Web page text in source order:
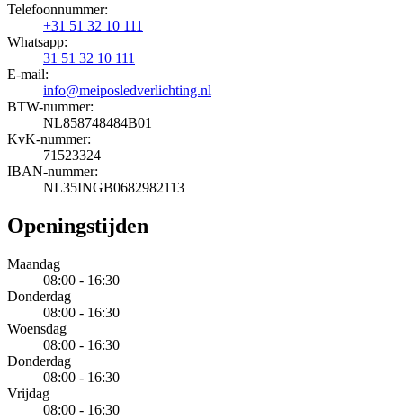
Telefoonnummer:
+31 51 32 10 111
Whatsapp:
31 51 32 10 111
E-mail:
info@meiposledverlichting.nl
BTW-nummer:
NL858748484B01
KvK-nummer:
71523324
IBAN-nummer:
NL35INGB0682982113
Openingstijden
Maandag
08:00 - 16:30
Donderdag
08:00 - 16:30
Woensdag
08:00 - 16:30
Donderdag
08:00 - 16:30
Vrijdag
08:00 - 16:30